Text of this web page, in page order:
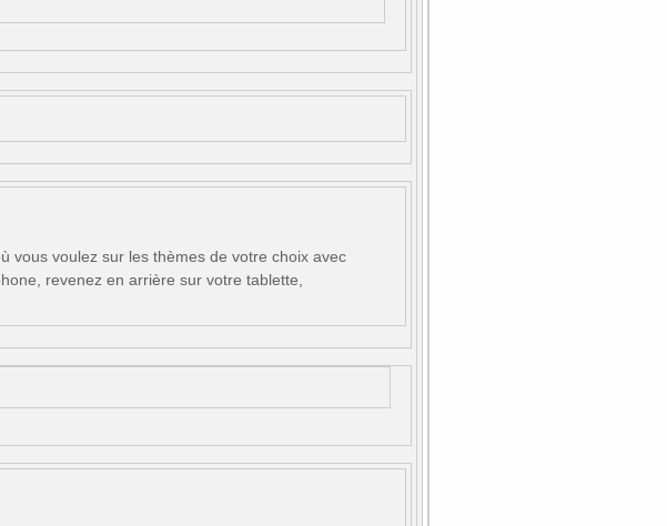
vous voulez sur les thèmes de votre choix avec
revenez en arrière sur votre tablette,